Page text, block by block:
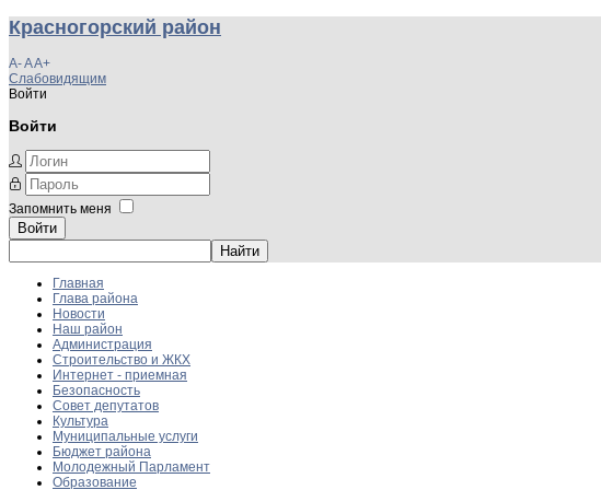
Красногорский район
A-AA+
Слабовидящим
Войти
Войти
Запомнить меня
Войти
Главная
Глава района
Новости
Наш район
Администрация
Строительство и ЖКХ
Интернет - приемная
Безопасность
Совет депутатов
Культура
Муниципальные услуги
Бюджет района
Молодежный Парламент
Образование